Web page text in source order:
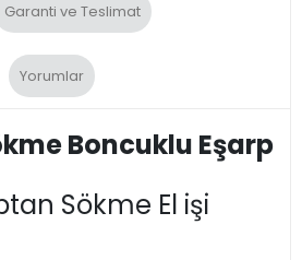
Garanti ve Teslimat
Yorumlar
Boncuklu Eşarp
Sökme El işi